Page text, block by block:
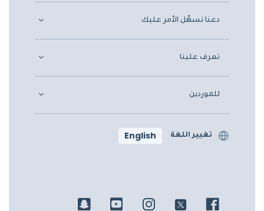
دعنا نسهّل الأمر عليك
تعرف علينا
للموردين
تغيير اللغة English